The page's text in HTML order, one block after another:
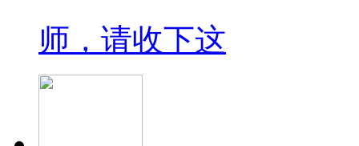
师，请收下这